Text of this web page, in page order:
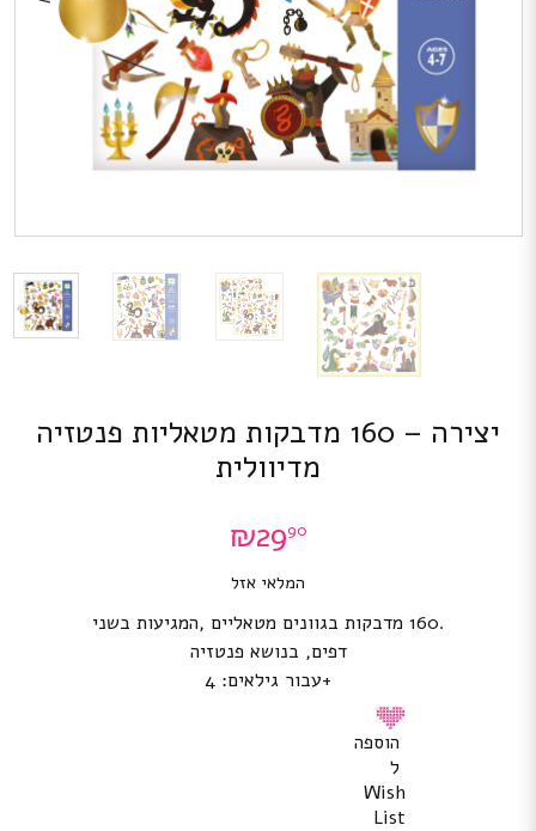
יצירה – 160 מדבקות מטאליות פנטזיה
מדיוולית
₪2990
המלאי אזל
.160 מדבקות בגוונים מטאליים ,המגיעות בשני
דפים, בנושא פנטזיה
+עבור גילאים: 4
הוספה
ל
Wish
List